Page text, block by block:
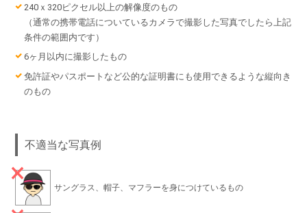
240ｘ320ピクセル以上の解像度のもの
（通常の携帯電話についているカメラで撮影した写真でしたら上記
条件の範囲内です）
6ヶ月以内に撮影したもの
免許証やパスポートなど公的な証明書にも使用できるような縦向き
のもの
不適当な写真例
サングラス、帽子、マフラーを身につけているもの